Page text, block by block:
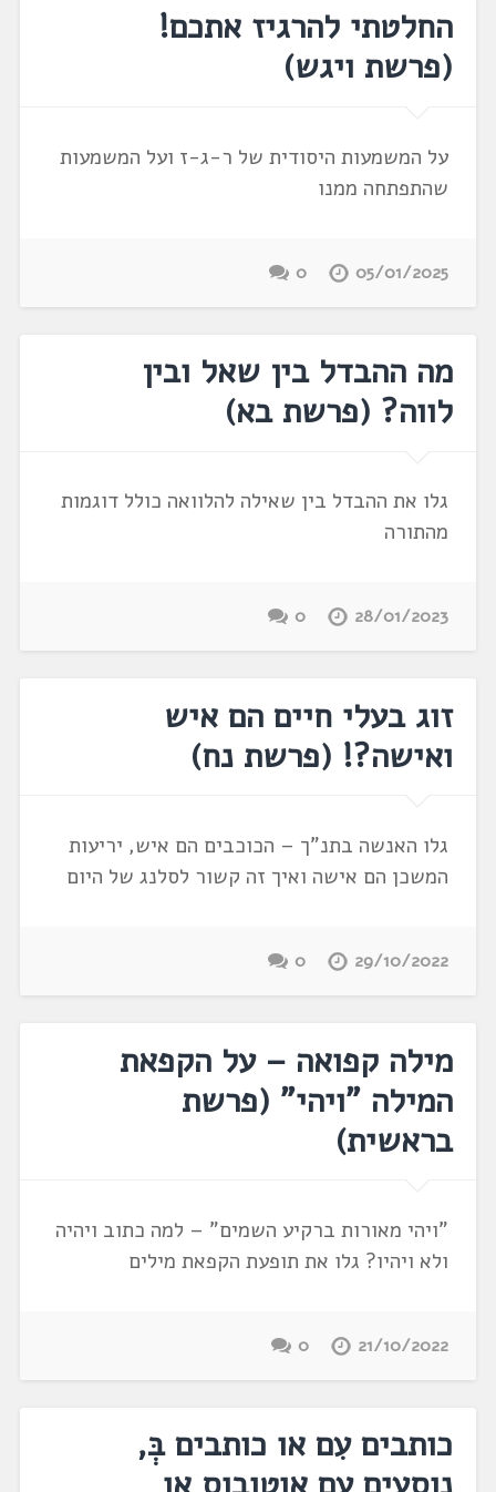
החלטתי להרגיז אתכם!
(פרשת ויגש)
על המשמעות היסודית של ר-ג-ז ועל המשמעות
שהתפתחה ממנו
05/01/2025
0
מה ההבדל בין שאל ובין
לווה? (פרשת בא)
גלו את ההבדל בין שאילה להלוואה כולל דוגמות
מהתורה
28/01/2023
0
זוג בעלי חיים הם איש
ואישה?! (פרשת נח)
גלו האנשה בתנ"ך – הכוכבים הם איש, יריעות
המשכן הם אישה ואיך זה קשור לסלנג של היום
29/10/2022
0
מילה קפואה – על הקפאת
המילה "ויהי" (פרשת
בראשית)
"ויהי מאורות ברקיע השמים" – למה כתוב ויהיה
ולא ויהיו? גלו את תופעת הקפאת מילים
21/10/2022
0
כותבים עִם או כותבים בְּ,